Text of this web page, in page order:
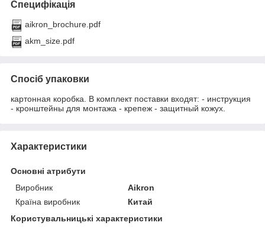
Специфікація
aikron_brochure.pdf
akm_size.pdf
Спосіб упаковки
картонная коробка. В комплект поставки входят: - инструкция
- кронштейны для монтажа - крепеж - защитный кожух.
Характеристики
Основні атрибути
Виробник
Aikron
Країна виробник
Китай
Користувальницькі характеристики